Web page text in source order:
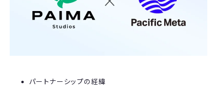
パートナーシップの経緯